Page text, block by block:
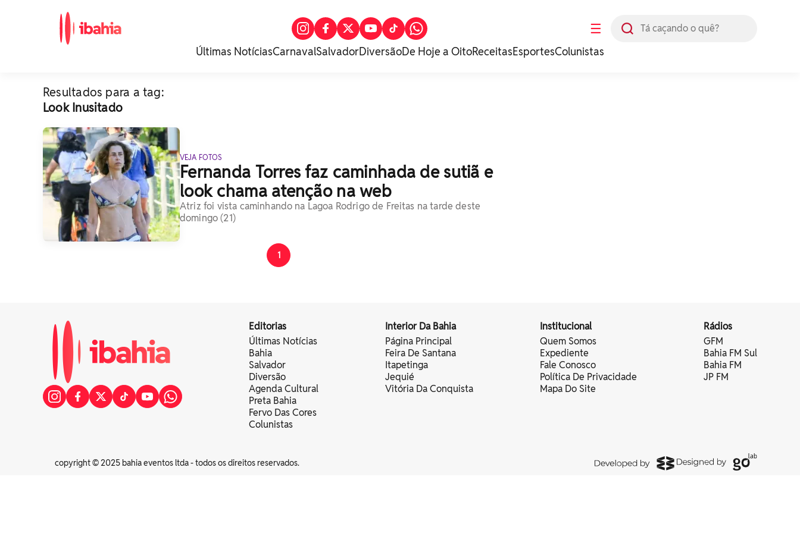
☰
Últimas NotíciasCarnavalSalvadorDiversãoDe Hoje a OitoReceitasEsportesColunistas
Resultados para a tag:
Look Inusitado
VEJA FOTOS
Fernanda Torres faz caminhada de sutiã e
look chama atenção na web
Atriz foi vista caminhando na Lagoa Rodrigo de Freitas na tarde deste
domingo (21)
1
Editorias
Últimas Notícias
Bahia
Salvador
Diversão
Agenda Cultural
Preta Bahia
Fervo Das Cores
Colunistas
Interior Da Bahia
Página Principal
Feira De Santana
Itapetinga
Jequié
Vitória Da Conquista
Institucional
Quem Somos
Expediente
Fale Conosco
Política De Privacidade
Mapa Do Site
Rádios
GFM
Bahia FM Sul
Bahia FM
JP FM
copyright © 2025 bahia eventos ltda - todos os direitos reservados.